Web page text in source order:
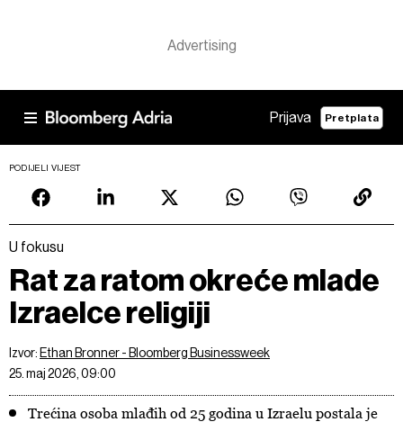
Prijava Pretplata
PODIJELI VIJEST
U fokusu
Rat za ratom okreće mlade
Izraelce religiji
Izvor: Ethan Bronner - Bloomberg Businessweek
25. maj 2026, 09:00
Trećina osoba mlađih od 25 godina u Izraelu postala je